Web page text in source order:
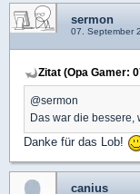
sermon
07. September
Zitat (Opa Gamer:
@sermon
Das war die bessere,
Danke für das Lob!
canius